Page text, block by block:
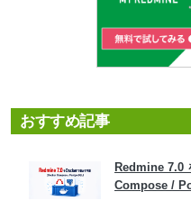
おすすめ記事
Redmine 7.0
Compose /